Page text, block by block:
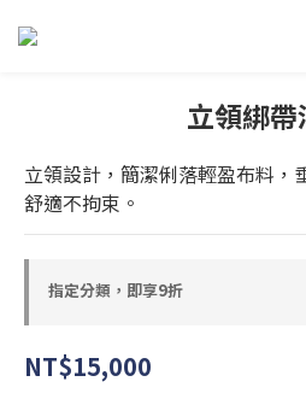
立領綁帶
立領設計，簡潔俐落輕盈布料，
舒適不拘束。
指定分類，即享9折
NT$15,000